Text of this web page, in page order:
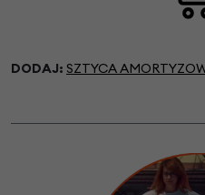
DODAJ: SZTYCA